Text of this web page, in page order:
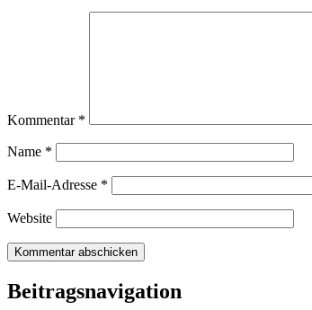
Kommentar *
Name *
E-Mail-Adresse *
Website
Beitragsnavigation